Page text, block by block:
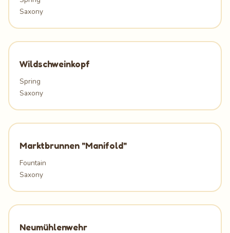
Saxony
Wildschweinkopf
Spring
Saxony
Marktbrunnen "Manifold"
Fountain
Saxony
Neumühlenwehr